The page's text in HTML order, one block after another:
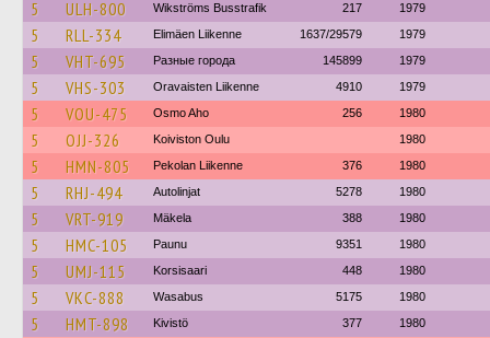
5 ULH-800 Wikströms Busstrafik 217 1979
5 RLL-334 Elimäen Liikenne 1637/29579 1979
5 VHT-695 Разные города 145899 1979
5 VHS-303 Oravaisten Liikenne 4910 1979
5 VOU-475 Osmo Aho 256 1980
5 OJJ-326 Koiviston Oulu 1980
5 HMN-805 Pekolan Liikenne 376 1980
5 RHJ-494 Autolinjat 5278 1980
5 VRT-919 Mäkela 388 1980
5 HMC-105 Paunu 9351 1980
5 UMJ-115 Korsisaari 448 1980
5 VKC-888 Wasabus 5175 1980
5 HMT-898 Kivistö 377 1980